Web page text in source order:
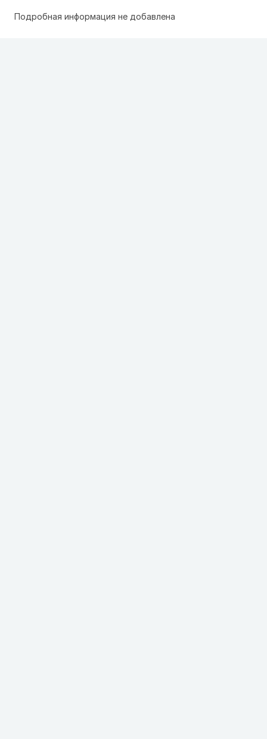
Подробная информация не добавлена